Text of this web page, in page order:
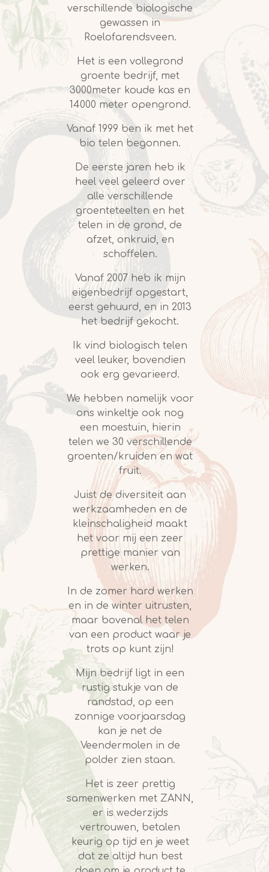
verschillende biologische
gewassen in
Roelofarendsveen.
Het is een vollegrond
groente bedrijf, met
3000meter koude kas en
14000 meter opengrond.
Vanaf 1999 ben ik met het
bio telen begonnen.
De eerste jaren heb ik
heel veel geleerd over
alle verschillende
groenteteelten en het
telen in de grond, de
afzet, onkruid, en
schoffelen.
Vanaf 2007 heb ik mijn
eigenbedrijf opgestart,
eerst gehuurd, en in 2013
het bedrijf gekocht.
Ik vind biologisch telen
veel leuker, bovendien
ook erg gevarieerd.
We hebben namelijk voor
ons winkeltje ook nog
een moestuin, hierin
telen we 30 verschillende
groenten/kruiden en wat
fruit.
Juist de diversiteit aan
werkzaamheden en de
kleinschaligheid maakt
het voor mij een zeer
prettige manier van
werken.
In de zomer hard werken
en in de winter uitrusten,
maar bovenal het telen
van een product waar je
trots op kunt zijn!
Mijn bedrijf ligt in een
rustig stukje van de
randstad, op een
zonnige voorjaarsdag
kan je net de
Veendermolen in de
polder zien staan.
Het is zeer prettig
samenwerken met ZANN,
er is wederzijds
vertrouwen, betalen
keurig op tijd en je weet
dat ze altijd hun best